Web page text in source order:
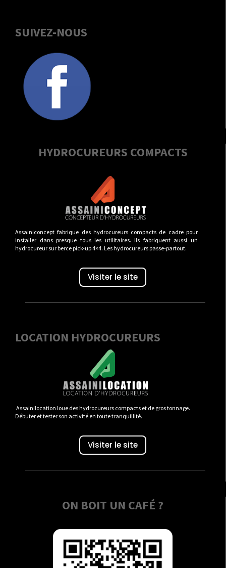
SUIVEZ-NOUS
HYDROCUREURS COMPACTS
Assainiconcept fabrique des hydrocureurs compacts de cadre pour
installer dans presque tous les utilitaires. Ils fabriquent aussi un
hydrocureur sur berce pick-up 4×4. Les hydrocureurs passe-partout.
Visiter le site
LOCATION HYDROCUREURS
Assainilocation loue des hydrocureurs compacts et de gros tonnage.
Débuter et tester son activité en toute tranquillité.
Visiter le site
ON BOIT UN CAFÉ ?